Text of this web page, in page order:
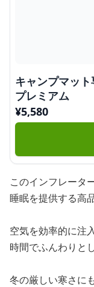
キャンプマッ
プレミアム
¥5,580
このインフレータ
睡眠を提供する高
空気を効率的に注
時間でふんわりと
冬の厳しい寒さに